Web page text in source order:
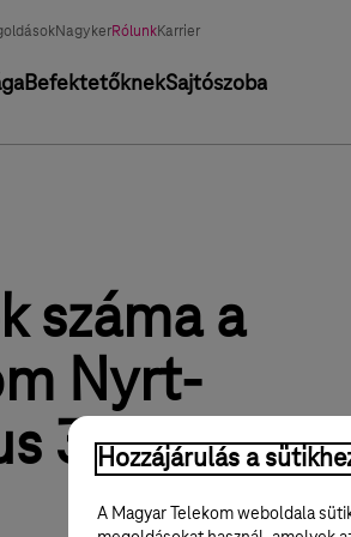
NagykerRólunkKarrier
BefektetőknekSajtószoba
száma a
Nyrt-
30-án
Hozzájárulás a
A Magyar Telekom weboldala